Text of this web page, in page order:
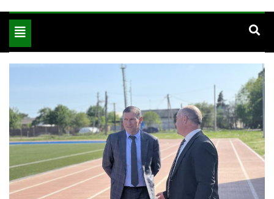
"Дружба" — газета
района РА
Красногвардейского района Республики Адыгея
Toggle
navigation